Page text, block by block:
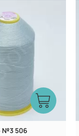
Туреччина
100% CF nylon
№3 506